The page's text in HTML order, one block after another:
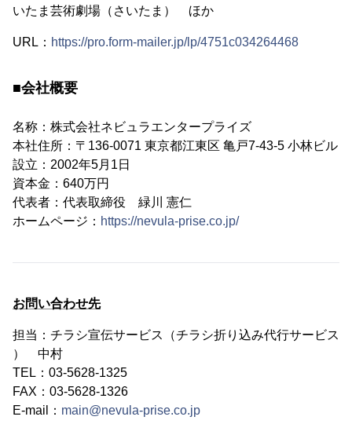
いたま芸術劇場（さいたま） ほか
URL： https://pro.form-mailer.jp/lp/4751c034264468
■会社概要
名称：株式会社ネビュラエンタープライズ
本社住所：〒136-0071 東京都江東区 亀戸7-43-5 小林ビル
設立：2002年5月1日
資本金：640万円
代表者：代表取締役 緑川 憲仁
ホームページ： https://nevula-prise.co.jp/
お問い合わせ先
担当：チラシ宣伝サービス（チラシ折り込み代行サービス
） 中村
TEL：03-5628-1325
FAX：03-5628-1326
E-mail： main@nevula-prise.co.jp